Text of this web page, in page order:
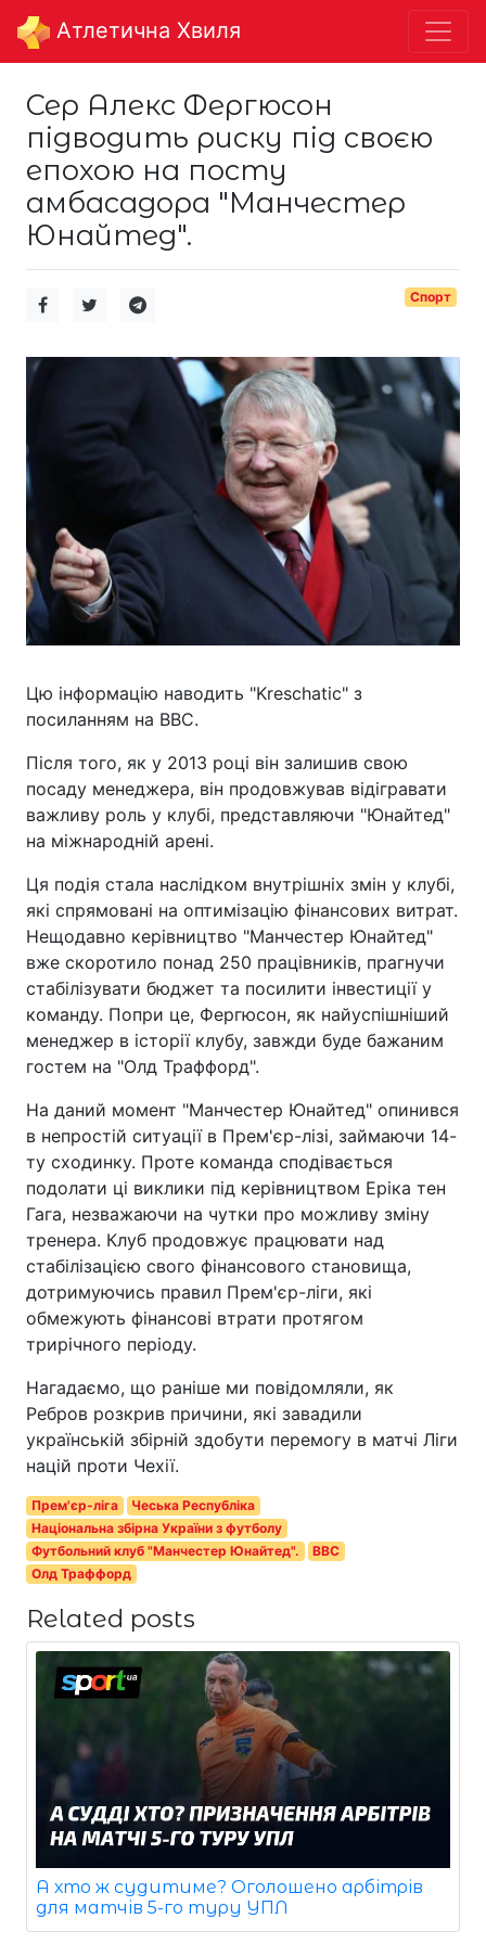
Aтлетична Хвиля
Сер Алекс Фергюсон
підводить риску під своєю
епохою на посту
амбасадора "Манчестер
Юнайтед".
Спорт
Цю інформацію наводить "Kreschatic" з
посиланням на BBC.
Після того, як у 2013 році він залишив свою
посаду менеджера, він продовжував відігравати
важливу роль у клубі, представляючи "Юнайтед"
на міжнародній арені.
Ця подія стала наслідком внутрішніх змін у клубі,
які спрямовані на оптимізацію фінансових витрат.
Нещодавно керівництво "Манчестер Юнайтед"
вже скоротило понад 250 працівників, прагнучи
стабілізувати бюджет та посилити інвестиції у
команду. Попри це, Фергюсон, як найуспішніший
менеджер в історії клубу, завжди буде бажаним
гостем на "Олд Траффорд".
На даний момент "Манчестер Юнайтед" опинився
в непростій ситуації в Прем'єр-лізі, займаючи 14-
ту сходинку. Проте команда сподівається
подолати ці виклики під керівництвом Еріка тен
Гага, незважаючи на чутки про можливу зміну
тренера. Клуб продовжує працювати над
стабілізацією свого фінансового становища,
дотримуючись правил Прем'єр-ліги, які
обмежують фінансові втрати протягом
трирічного періоду.
Нагадаємо, що раніше ми повідомляли, як
Ребров розкрив причини, які завадили
українській збірній здобути перемогу в матчі Ліги
націй проти Чехії.
Прем'єр-ліга
Чеська Республіка
Національна збірна України з футболу
Футбольний клуб "Манчестер Юнайтед".
BBC
Олд Траффорд
Related posts
А хто ж судитиме? Оголошено арбітрів
для матчів 5-го туру УПЛ